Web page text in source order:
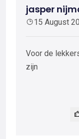
jasper
15 August
Voor de
zijn